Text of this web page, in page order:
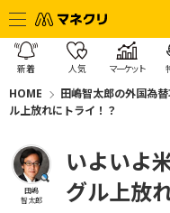
新着 人気 マーケット
HOME 田嶋智太郎の外国為
ル上放れにトライ！？
田嶋
智太郎
いよいよ
グル上放